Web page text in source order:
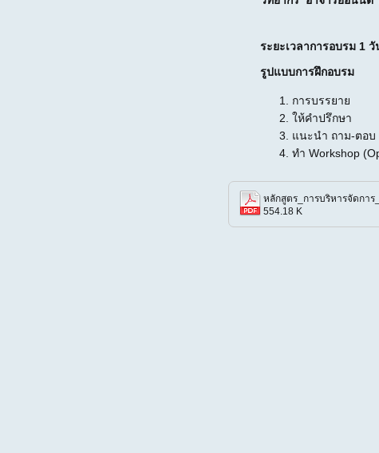
ระยะเวลาการอบรม 1 วั
รูปแบบการฝึกอบรม
การบรรยาย
ให้คำปรึกษา
แนะนำ ถาม-ตอบ
ทำ Workshop
554.18 K